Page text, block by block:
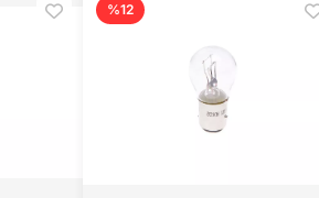
%12